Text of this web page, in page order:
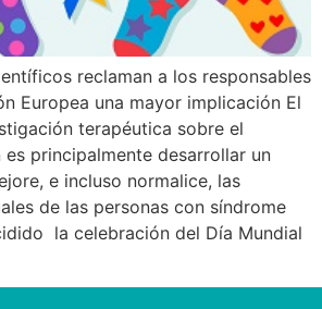
reclaman a los responsables
Europea una mayor implicación El
terapéutica sobre el
principalmente desarrollar un
e incluso normalice, las
de las personas con síndrome
la celebración del Día Mundial